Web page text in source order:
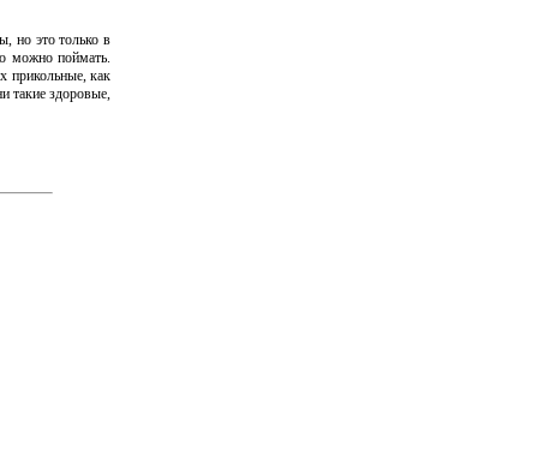
но это только в
можно поймать.
прикольные, как
такие здоровые,